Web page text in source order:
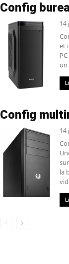
Config
14
et
Config
14
la